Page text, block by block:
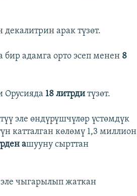
арак түзөт.
адамга орто эсеп менен 8
Орусияда 18 литрдитүзөт.
эле өндүрүшчүлөр үстөмдүк
катталган көлөмү 1,3 миллион
ашууну сырттан
чыгарылып жаткан